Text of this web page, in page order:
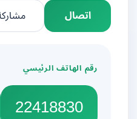
اتصال
مشاركة
رقم الهاتف الرئيسي
22418830